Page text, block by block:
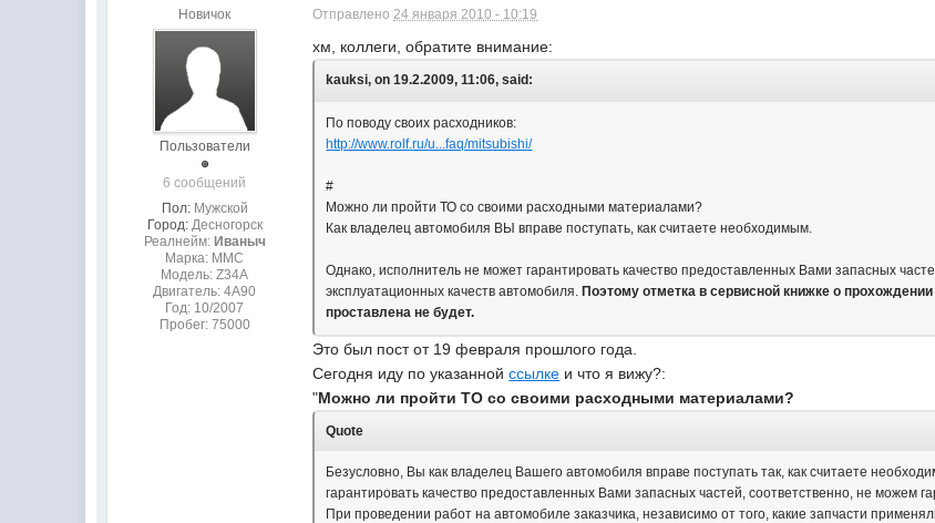
Новичок
Пользователи
6 сообщений
Пол: Мужской
Город: Десногорск
Реалнейм: Иваныч
Марка: MMC
Модель: Z34A
Двигатель: 4A90
Год: 10/2007
Пробег: 75000
Отправлено24 января 2010 - 10:19
хм, коллеги, обратите внимание:
kauksi, on 19.2.2009, 11:06, said:
По поводу своих расходников:
http://www.rolf.ru/u...faq/mitsubishi/
#
Можно ли пройти ТО со своими расходными материалами?
Как владелец автомобиля ВЫ вправе поступать, как считаете необходимым.
Однако, исполнитель не может гарантировать качество предоставленных Вами запасных
эксплуатационных качеств автомобиля. Поэтому отметка в сервисной книжке о
проставлена не будет.
Это был пост от 19 февраля прошлого года.
Сегодня иду по указаннойссылке и что я вижу?:
"Можно ли пройти ТО со своими расходными материалами?
Quote
Безусловно, Вы как владелец Вашего автомобиля вправе поступать так, как считаете
гарантировать качество предоставленных Вами запасных частей, соответственно, не можем
При проведении работ на автомобиле заказчика, независимо от того, какие запчасти